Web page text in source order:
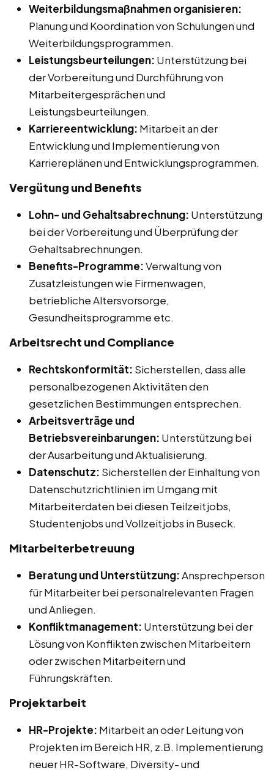
Weiterbildungsmaßnahmen organisieren:
Planung und Koordination von Schulungen und
Weiterbildungsprogrammen.
Leistungsbeurteilungen: Unterstützung bei
der Vorbereitung und Durchführung von
Mitarbeitergesprächen und
Leistungsbeurteilungen.
Karriereentwicklung: Mitarbeit an der
Entwicklung und Implementierung von
Karriereplänen und Entwicklungsprogrammen.
Vergütung und Benefits
Lohn- und Gehaltsabrechnung: Unterstützung
bei der Vorbereitung und Überprüfung der
Gehaltsabrechnungen.
Benefits-Programme:Verwaltung von
Zusatzleistungen wie Firmenwagen,
betriebliche Altersvorsorge,
Gesundheitsprogramme etc.
Arbeitsrecht und Compliance
Rechtskonformität: Sicherstellen, dass alle
personalbezogenen Aktivitäten den
gesetzlichen Bestimmungen entsprechen.
Arbeitsverträge und
Betriebsvereinbarungen: Unterstützung bei
der Ausarbeitung und Aktualisierung.
Datenschutz: Sicherstellen der Einhaltung von
Datenschutzrichtlinien im Umgang mit
Mitarbeiterdaten bei diesen Teilzeitjobs,
Studentenjobs und Vollzeitjobs in Buseck.
Mitarbeiterbetreuung
Beratung und Unterstützung:Ansprechperson
für Mitarbeiter bei personalrelevanten Fragen
und Anliegen.
Konfliktmanagement: Unterstützung bei der
Lösung von Konflikten zwischen Mitarbeitern
oder zwischen Mitarbeitern und
Führungskräften.
Projektarbeit
HR-Projekte: Mitarbeit an oder Leitung von
Projekten im Bereich HR, z.B. Implementierung
neuer HR-Software, Diversity- und